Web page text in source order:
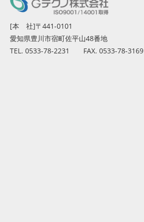
[本 社]〒441-0101
愛知県豊川市宿町佐平山48番地
TEL. 0533-78-2231 FAX. 0533-78-3169